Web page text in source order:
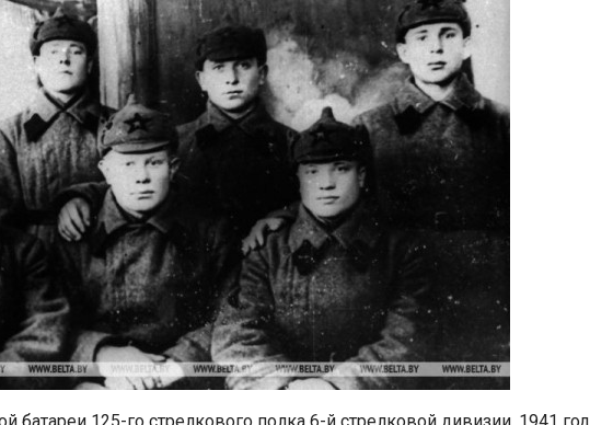
батареи 125-го стрелкового полка 6-й стрелковой дивизии, 1941 год.